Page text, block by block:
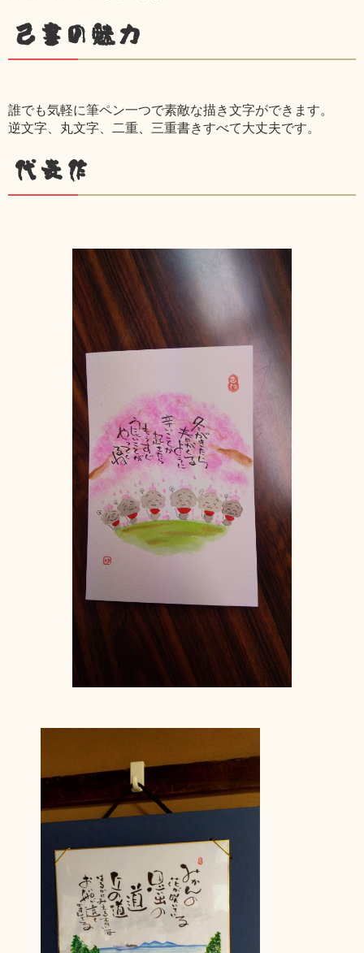
己書の魅力
誰でも気軽に筆ペン一つで素敵な描き文字ができます。
逆文字、丸文字、二重、三重書きすべて大丈夫です。
代表作